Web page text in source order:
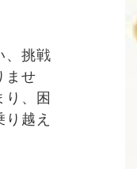
、挑戦
ませ
り、困
越え